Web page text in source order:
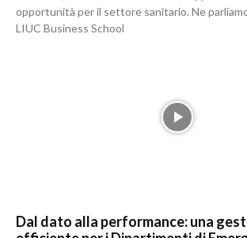
opportunità per il settore sanitario. Ne
LIUC Business School
Dal dato alla performance: una